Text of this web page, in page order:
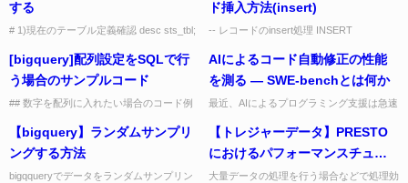
する
# 1)現在のテーブル定義確認 desc sts_tbl;
ド挿入方法(insert)
-- レコードのinsert処理 INSERT
VALUES ('みかん...
[bigquery]配列設定をSQLで行
う場合のサンプルコード
## 数字を配列に入れたい場合のコード例
UNNEST( [ productA, p...
AIによるコード自動修正の性能
を測る ― SWE-benchとは何か
最近、AIによるプログラミング支援は急速
Claude Code、Gemini CLI など、...
【bigquery】ランダムサンプリ
ングする方法
bigqqueryでデータをランダムサンプリン
【トレジャーデータ】PRESTO
におけるパフォーマンスチュー
ニングメモ
大量データの処理を行う場合などで処理効